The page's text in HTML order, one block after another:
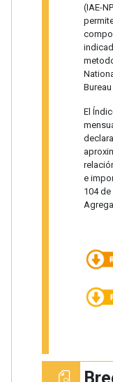
(IAE-
El
e
104